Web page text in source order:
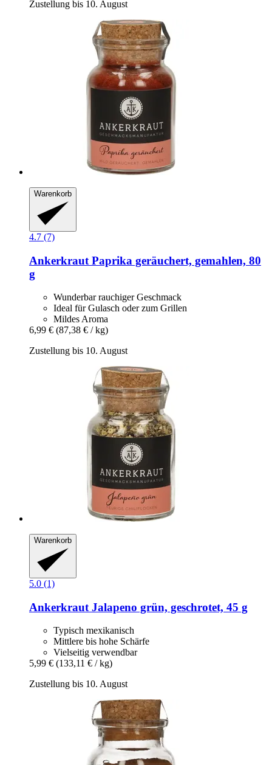
Zustellung bis 10. August
Warenkorb
4.7 (7)
Ankerkraut Paprika geräuchert, gemahlen, 80
g
Wunderbar rauchiger Geschmack
Ideal für Gulasch oder zum Grillen
Mildes Aroma
6,99 € (87,38 € / kg)
Zustellung bis 10. August
Warenkorb
5.0 (1)
Ankerkraut Jalapeno grün, geschrotet, 45 g
Typisch mexikanisch
Mittlere bis hohe Schärfe
Vielseitig verwendbar
5,99 € (133,11 € / kg)
Zustellung bis 10. August